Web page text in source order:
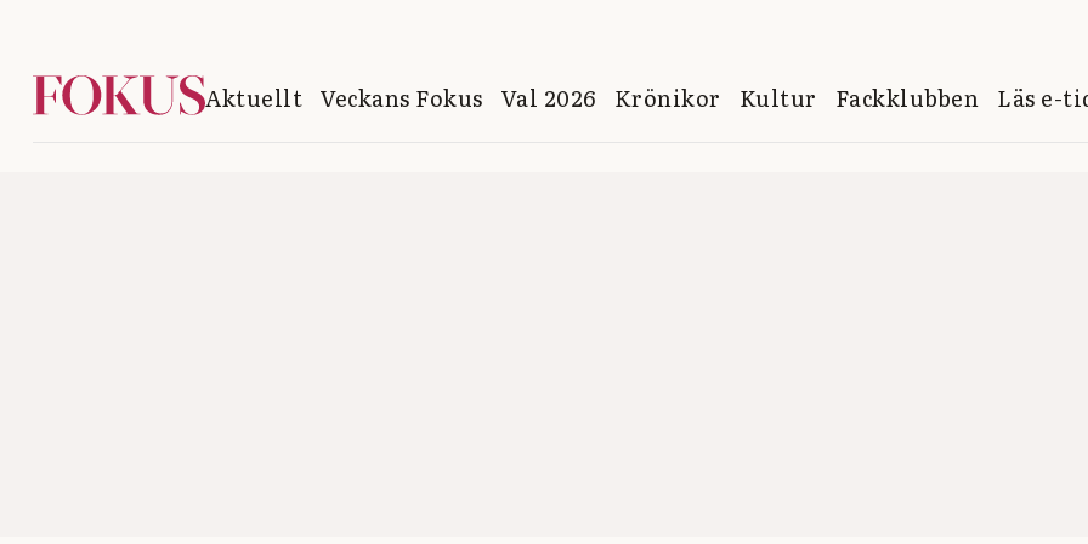
Aktuellt Veckans Fokus Val 2026 Krönikor Kultur Fackklubben Läs e-